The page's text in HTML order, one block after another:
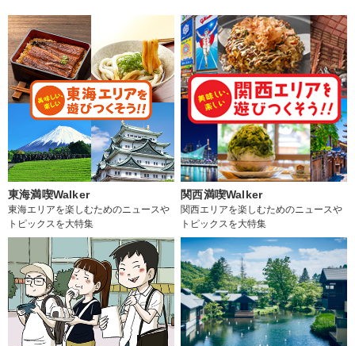
東海満喫Walker
東海エリアを楽しむためのニュースや
トピックスを大特集
関西満喫Walker
関西エリアを楽しむためのニュースや
トピックスを大特集